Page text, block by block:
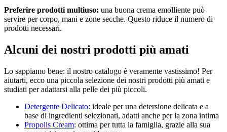
Preferire prodotti multiuso: una buona crema emolliente può
servire per corpo, mani e zone secche. Questo riduce il numero di
prodotti necessari.
Alcuni dei nostri prodotti più amati
Lo sappiamo bene: il nostro catalogo è veramente vastissimo! Per
aiutarti, ecco una piccola selezione dei nostri prodotti più amati e
studiati per adattarsi alla pelle dei più piccoli.
Detergente Delicato: ideale per una detersione delicata e a
base di ingredienti selezionati, adatti anche per la zona intima
Propolis Cream: ottima per tutta la famiglia, grazie alla sua